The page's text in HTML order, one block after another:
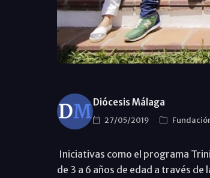
Diócesis Málaga
27/05/2019
Iniciativas como el programa
de 3 a 6 años de edad a través